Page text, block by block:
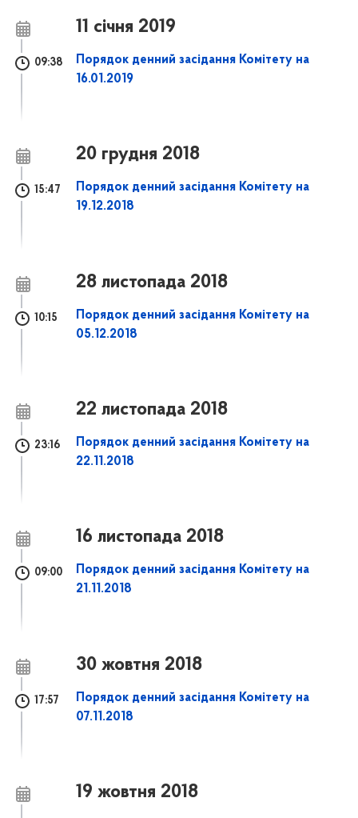
11 січня 2019
09:38
Порядок денний засідання Комітету на
16.01.2019
20 грудня 2018
15:47
Порядок денний засідання Комітету на
19.12.2018
28 листопада 2018
10:15
Порядок денний засідання Комітету на
05.12.2018
22 листопада 2018
23:16
Порядок денний засідання Комітету на
22.11.2018
16 листопада 2018
09:00
Порядок денний засідання Комітету на
21.11.2018
30 жовтня 2018
17:57
Порядок денний засідання Комітету на
07.11.2018
19 жовтня 2018